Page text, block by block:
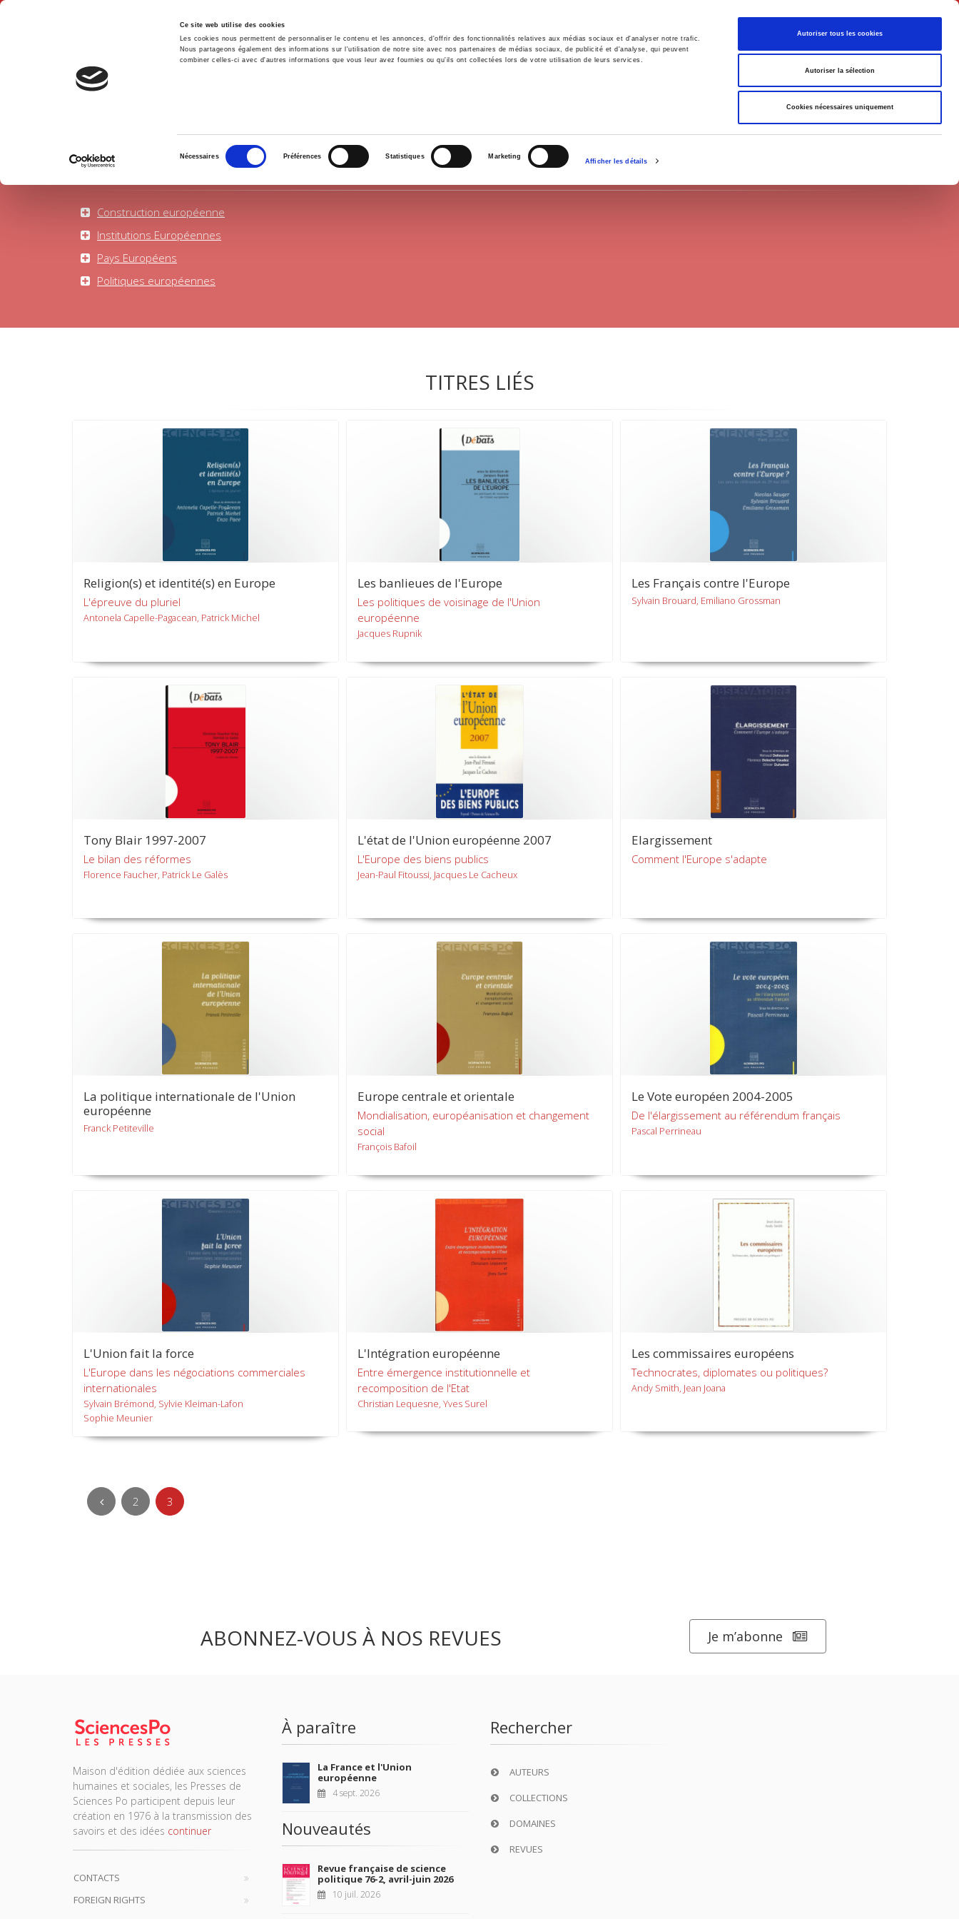
Ce site web utilise des cookies
Les cookies nous permettent de personnaliser le contenu et les annonces, d'offrir des fonctionnalités relatives aux médias sociaux et d'analyser notre trafic.
Nous partageons également des informations sur l'utilisation de notre site avec nos partenaires de médias sociaux, de publicité et d'analyse, qui peuvent
combiner celles-ci avec d'autres informations que vous leur avez fournies ou qu'ils ont collectées lors de votre utilisation de leurs services.
consentement
Nécessaires Préférences Statistiques Marketing
Afficher les détails
Autoriser tous les cookies
Autoriser la sélection
Cookies nécessaires uniquement
Français
Accueil Environnement Histoire International
EUROPE
Construction européenne
Institutions Européennes
Pays Européens
Politiques européennes
TITRES LIÉS
Religion(s) et identité(s) en Europe
L'épreuve du pluriel
Antonela Capelle-Pagacean, Patrick Michel
Les banlieues de l'Europe
Les politiques de voisinage de l'Union
européenne
Jacques Rupnik
Les Français contre l'Europe
Sylvain Brouard, Emiliano Grossman
Tony Blair 1997-2007
Le bilan des réformes
Florence Faucher, Patrick Le Galès
L'état de l'Union européenne 2007
L'Europe des biens publics
Jean-Paul Fitoussi, Jacques Le Cacheux
Elargissement
Comment l'Europe s'adapte
La politique internationale de l'Union
européenne
Franck Petiteville
Europe centrale et orientale
Mondialisation, européanisation et changement
social
François Bafoil
Le Vote européen 2004-2005
De l'élargissement au référendum français
Pascal Perrineau
L'Union fait la force
L'Europe dans les négociations commerciales
internationales
Sylvain Brémond, Sylvie Kleiman-Lafon
Sophie Meunier
L'Intégration européenne
Entre émergence institutionnelle et
recomposition de l'Etat
Christian Lequesne, Yves Surel
Les commissaires européens
Technocrates, diplomates ou politiques?
Andy Smith, Jean Joana
2 3
ABONNEZ-VOUS À NOS REVUES Je m’abonne
Maison d'édition dédiée aux sciences
humaines et sociales, les Presses de
Sciences Po participent depuis leur
création en 1976 à la transmission des
savoirs et des idées continuer
CONTACTS
FOREIGN RIGHTS
À paraître
La France et l'Union
européenne
4 sept. 2026
Nouveautés
Revue française de science
politique 76-2, avril-juin 2026
10 juil. 2026
Rechercher
AUTEURS
COLLECTIONS
DOMAINES
REVUES